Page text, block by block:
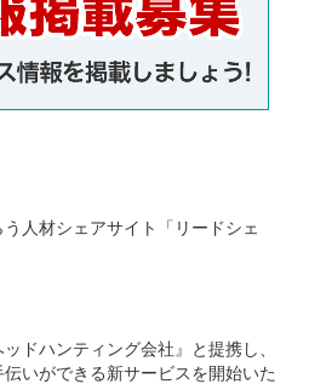
人材シェアサイト「リードシェ
ドハンティング会社』と提携し、
いができる新サービスを開始いた